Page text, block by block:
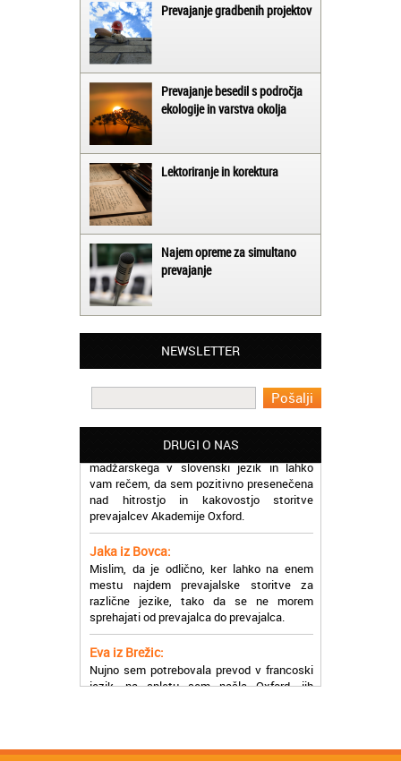
Prevajanje gradbenih projektov
Prevajanje besedil s področja
ekologije in varstva okolja
Lektoriranje in korektura
Najem opreme za simultano
prevajanje
NEWSLETTER
DRUGI O NAS
Matjaž iz Ajdovščine:
Oxford, ker so resnično profesionalni in
prevajalske storitve opravljajo hitro in
Martina iz Bleda:
Potrebovala sem prevajanje iz
madžarskega v slovenski jezik in lahko
vam rečem, da sem pozitivno presenečena
nad hitrostjo in kakovostjo storitve
prevajalcev Akademije Oxford.
Jaka iz Bovca:
Mislim, da je odlično, ker lahko na enem
mestu najdem prevajalske storitve za
različne jezike, tako da se ne morem
sprehajati od prevajalca do prevajalca.
Eva iz Brežic:
Nujno sem potrebovala prevod v francoski
jezik, na spletu sem našla Oxford, jih
poklicala in v roku nekaj ur sem po
Zoran iz Velenja: